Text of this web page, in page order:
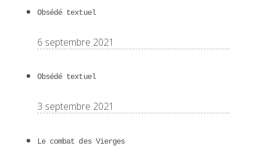
Obsédé textuel
6 septembre 2021
Obsédé textuel
3 septembre 2021
Le combat des Vierges